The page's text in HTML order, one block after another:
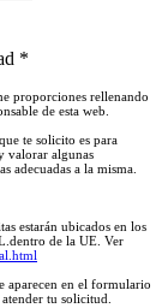
*
proporciones rellenando
de esta web.
te solicito es para
valorar algunas
adecuadas a la misma.
estarán ubicados en los
de la UE. Ver
aparecen en el formulario
tu solicitud.